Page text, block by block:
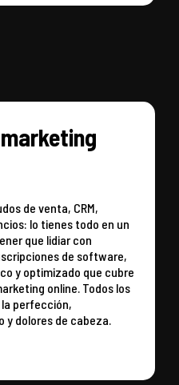
de venta, CRM,
lo tienes todo en un
que lidiar con
de software,
y optimizado que cubre
online. Todos los
perfección,
y dolores de cabeza.